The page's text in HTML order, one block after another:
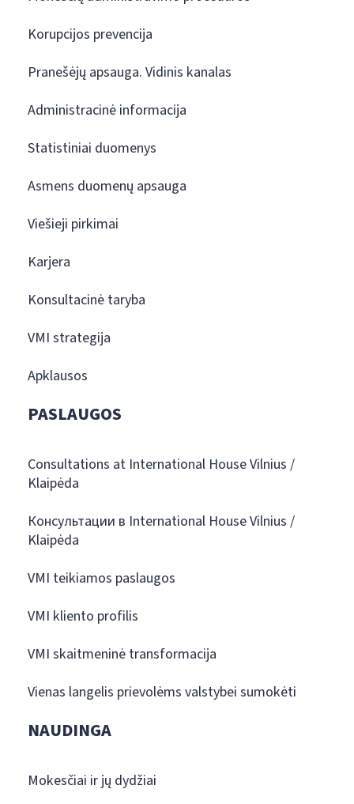
Korupcijos prevencija
Pranešėjų apsauga. Vidinis kanalas
Administracinė informacija
Statistiniai duomenys
Asmens duomenų apsauga
Viešieji pirkimai
Karjera
Konsultacinė taryba
VMI strategija
Apklausos
PASLAUGOS
Consultations at International House Vilnius /
Klaipėda
Консультации в International House Vilnius /
Klaipėda
VMI teikiamos paslaugos
VMI kliento profilis
VMI skaitmeninė transformacija
Vienas langelis prievolėms valstybei sumokėti
NAUDINGA
Mokesčiai ir jų dydžiai